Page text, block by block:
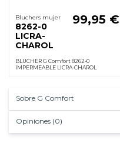
Bluchers mujer
8262-0
LICRA-
CHAROL
99,95 €
BLUCHER G Comfort 8262-0
IMPERMEABLE LICRA-CHAROL
Sobre G Comfort
Opiniones (0)